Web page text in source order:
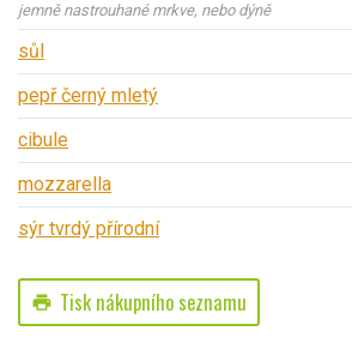
jemně nastrouhané mrkve, nebo dýně
sůl
pepř černý mletý
cibule
mozzarella
sýr tvrdý přírodní
print Tisk nákupního seznamu